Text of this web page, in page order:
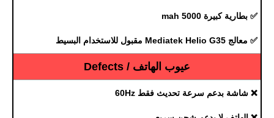
✅ بطارية كبيرة 5000 mah
✅ معالج Mediatek Helio G35 مقبول للاستخدام البسيط
عيوب الهاتف / Defects
❌ شاشة بدعم سرعة تحديث فقط 60Hz